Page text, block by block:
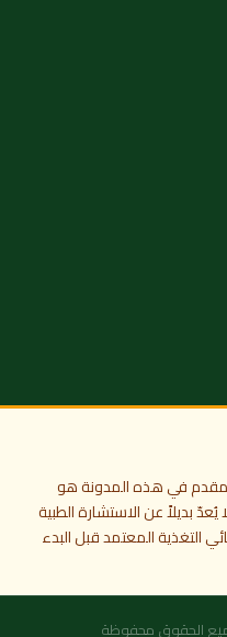
في هذه المدونة هو
بديلاً عن الاستشارة الطبية
التغذية المعتمد قبل البدء
الحقوق محفوظة